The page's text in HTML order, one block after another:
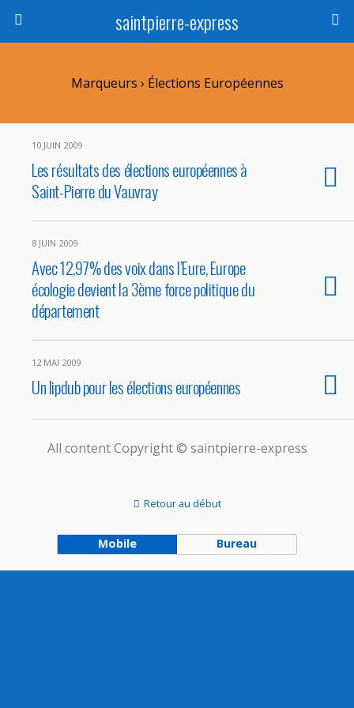
saintpierre-express
Marqueurs › Élections Européennes
10 JUIN 2009
Les résultats des élections européennes à
Saint-Pierre du Vauvray
8 JUIN 2009
Avec 12,97% des voix dans l’Eure, Europe
écologie devient la 3ème force politique du
département
12 MAI 2009
Un lipdub pour les élections européennes
All content Copyright © saintpierre-express
Retour au début
Mobile Bureau